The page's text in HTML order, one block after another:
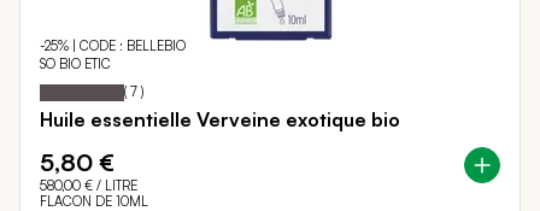
-25% | CODE : BELLEBIO
SO BIO ETIC
Notation: 100
% of
( 7 )
Huile essentielle Verveine exotique bio
5,80 €
580,00 € / LITRE
FLACON DE 10ML